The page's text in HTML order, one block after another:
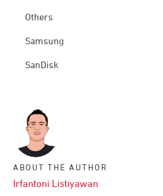
Others
Samsung
SanDisk
ABOUT THE AUTHOR
Irfantoni Listiyawan